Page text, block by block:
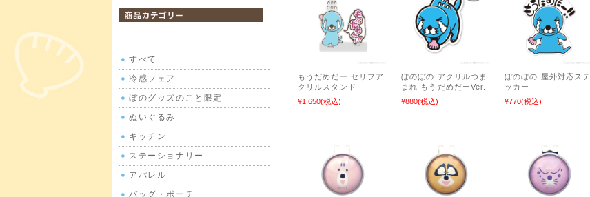
もうだめだー セリフア
クリルスタンド
¥1,650(税込)
ぼのぼの アクリルつま
まれ もうだめだーVer.
¥880(税込)
ぼのぼの 屋外対応ステ
ッカー
¥770(税込)
商品カテゴリ
すべて
冷感フェア
ぼのグッズのこと限定
ぬいぐるみ
キッチン
ステーショナリー
アパレル
バッグ・ポーチ